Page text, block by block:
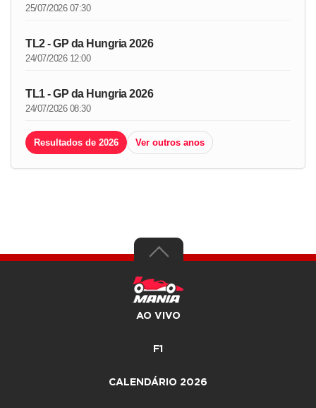
25/07/2026 07:30
TL2 - GP da Hungria 2026
24/07/2026 12:00
TL1 - GP da Hungria 2026
24/07/2026 08:30
Resultados de 2026 Ver outros anos
AO VIVO
F1
CALENDÁRIO 2026